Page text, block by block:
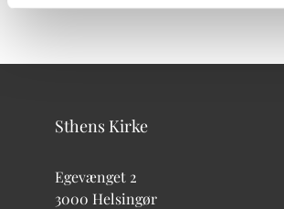
Sthens Kirke
Egevænget 2
3000 Helsingør